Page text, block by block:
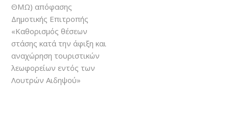
ΘΜΩ) απόφασης
Δημοτικής Επιτροπής
«Καθορισμός θέσεων
στάσης κατά την άφιξη και
αναχώρηση τουριστικών
λεωφορείων εντός των
Λουτρών Αιδηψού»